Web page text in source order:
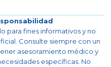
para fines informativos y no
Consulte siempre con un
asesoramiento médico y
específicas. No